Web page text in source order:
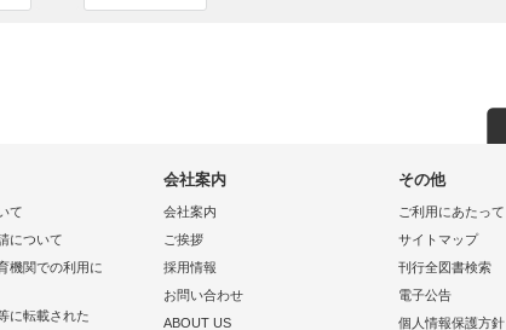
て
について
機関での利用に
に転載された
会社案内
会社案内
ご挨拶
採用情報
お問い合わせ
ABOUT US
その他
ご利用にあたって
サイトマップ
刊行全図書検索
電子公告
個人情報保護方針